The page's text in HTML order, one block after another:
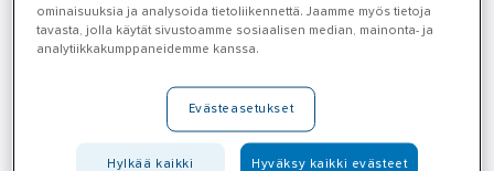
ominaisuuksia ja analysoida tietoliikennettä. Jaamme myös tietoja
tavasta, jolla käytät sivustoamme sosiaalisen median, mainonta- ja
analytiikkakumppaneidemme kanssa.
Evästeasetukset
Hylkää kaikki Hyväksy kaikki evästeet